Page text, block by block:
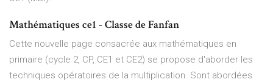
Mathématiques ce1 - Classe de Fanfan
Cette nouvelle page consacrée aux mathématiques en
primaire (cycle 2, CP, CE1 et CE2) se propose d'aborder les
techniques opératoires de la multiplication. Sont abordées